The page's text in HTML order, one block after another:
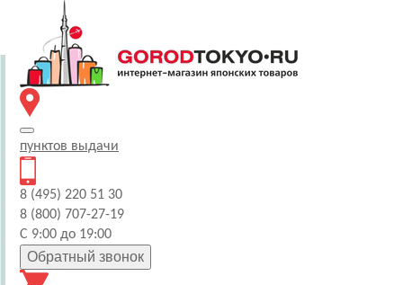
пунктов выдачи
8 (495) 220 51 30
8 (800) 707-27-19
С 9:00 до 19:00
Обратный звонок